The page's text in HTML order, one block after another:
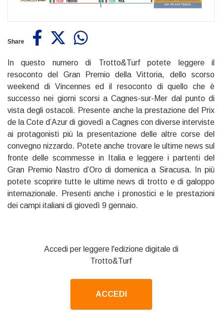
Share
In questo numero di Trotto&Turf potete leggere il
resoconto del Gran Premio della Vittoria, dello scorso
weekend di Vincennes ed il resoconto di quello che è
successo nei giorni scorsi a Cagnes-sur-Mer dal punto di
vista degli ostacoli. Presente anche la prestazione del Prix
de la Cote d’Azur di giovedì a Cagnes con diverse interviste
ai protagonisti più la presentazione delle altre corse del
convegno nizzardo. Potete anche trovare le ultime news sul
fronte delle scommesse in Italia e leggere i partenti del
Gran Premio Nastro d’Oro di domenica a Siracusa. In più
potete scoprire tutte le ultime news di trotto e di galoppo
internazionale. Presenti anche i pronostici e le prestazioni
dei campi italiani di giovedì 9 gennaio.
Accedi per leggere l'edizione digitale di
Trotto&Turf
ACCEDI